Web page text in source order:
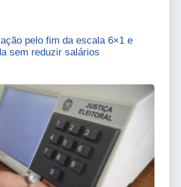
pelo fim da escala 6×1 e
sem reduzir salários